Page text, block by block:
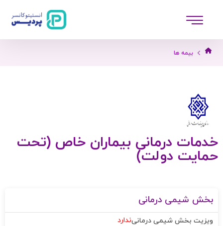
بیمه ها
خدمات درمانی بیماران خاص (تحت
حمایت دولت)
بخش شیمی درمانی
ویزیت بخش شیمی درمانیندارد